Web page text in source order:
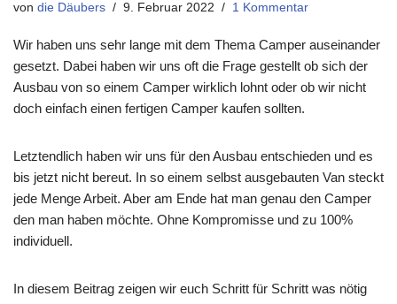
von die Däubers 9. Februar 2022 1 Kommentar
Wir haben uns sehr lange mit dem Thema Camper auseinander
gesetzt. Dabei haben wir uns oft die Frage gestellt ob sich der
Ausbau von so einem Camper wirklich lohnt oder ob wir nicht
doch einfach einen fertigen Camper kaufen sollten.
Letztendlich haben wir uns für den Ausbau entschieden und es
bis jetzt nicht bereut. In so einem selbst ausgebauten Van steckt
jede Menge Arbeit. Aber am Ende hat man genau den Camper
den man haben möchte. Ohne Kompromisse und zu 100%
individuell.
In diesem Beitrag zeigen wir euch Schritt für Schritt was nötig